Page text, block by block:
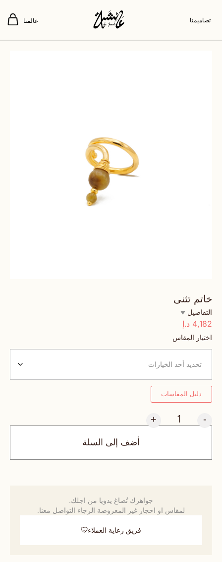
تصاميمنا عالمنا
خاتم تثنى
التفاصيل
4,182 د.إ
اختيار المقاس
دليل المقاسات
-
+
أضف إلى السلة
جواهرك تُصاغ يدويا من اجلك.
لمقاس او احجار غير المعروضة الرجاء التواصل معنا.
فريق رعاية العملاء